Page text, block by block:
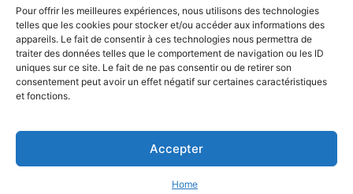
Pour offrir les meilleures expériences, nous utilisons des technologies
telles que les cookies pour stocker et/ou accéder aux informations des
appareils. Le fait de consentir à ces technologies nous permettra de
traiter des données telles que le comportement de navigation ou les ID
uniques sur ce site. Le fait de ne pas consentir ou de retirer son
consentement peut avoir un effet négatif sur certaines caractéristiques
et fonctions.
Accepter
Home
Accueil Economie Entreprises Entrepreneur Afrique
HIGH-TECH Auto-Moto
© Challenges.tn By AAKOM.DIGITAL